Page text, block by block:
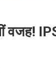
वजह!